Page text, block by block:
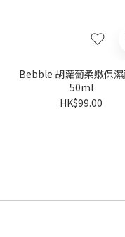
Bebble 胡蘿蔔柔嫩保
50ml
HK$99.00